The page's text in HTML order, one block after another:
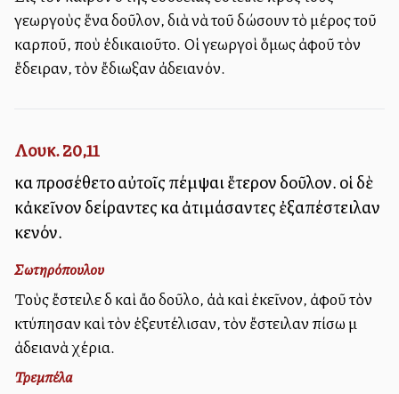
γεωργοὺς ἕνα δοῦλον, διὰ νὰ τοῦ δώσουν τὸ μέρος τοῦ
καρποῦ, ποὺ ἐδικαιοῦτο. Οἱ γεωργοὶ ὅμως ἀφοῦ τὸν
ἔδειραν, τὸν ἔδιωξαν ἀδειανόν.
Λουκ. 20,11
καὶ προσέθετο αὐτοῖς πέμψαι ἕτερον δοῦλον. οἱ δὲ
κἀκεῖνον δείραντες καὶ ἀτιμάσαντες ἐξαπέστειλαν
κενόν.
Σωτηρόπουλου
Τοὺς ἔστειλε δὲ καὶ ἄλλο δοῦλο, ἀλλὰ καὶ ἐκεῖνον, ἀφοῦ τὸν
κτύπησαν καὶ τὸν ἐξευτέλισαν, τὸν ἔστειλαν πίσω μὲ
ἀδειανὰ χέρια.
Τρεμπέλα